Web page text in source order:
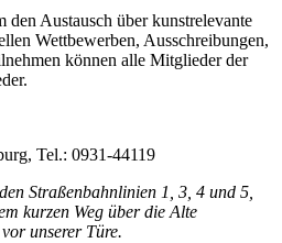
Austausch über kunstrelevante
Wettbewerben, Ausschreibungen,
können alle Mitglieder der
Tel.: 0931-44119
Straßenbahnlinien 1, 3, 4 und 5,
kurzen Weg über die Alte
unserer Türe.